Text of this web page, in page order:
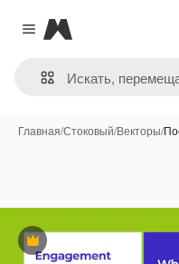
Close menu
Magnific
Главная/Стоковый/Векторы/
Премиум